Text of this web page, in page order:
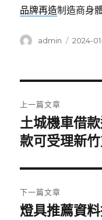
品牌再造制造商身
作
admin
發
2024-
章
導
覽
上一篇文章
上
一
文
章:
土城機車借
款可受理新
下一篇文章
下
燈具推薦資